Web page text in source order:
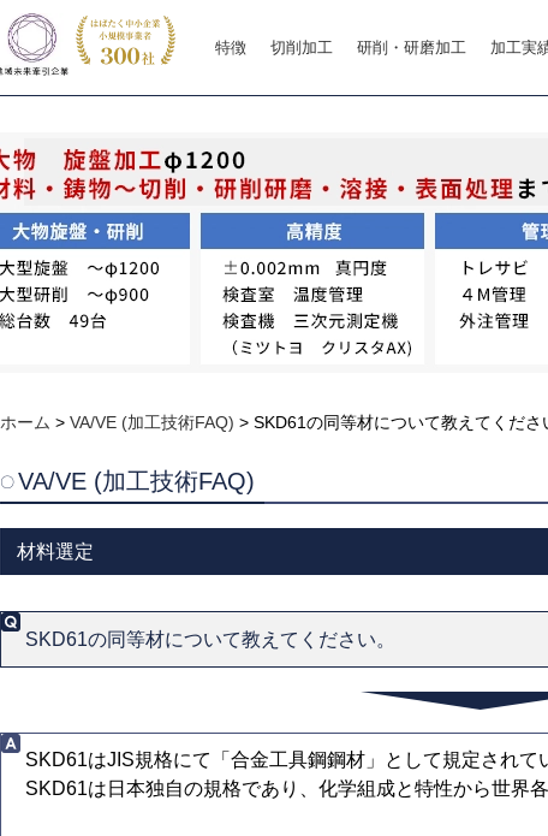
特徴 切削加工 研削・研磨加工 加工実
ホーム > VA/VE (加工技術FAQ) > SKD61の同等材について教えてくださ
VA/VE (加工技術FAQ)
材料選定
SKD61の同等材について教えてください。
SKD61はJIS規格にて「合金工具鋼鋼材」として規定されて
SKD61は日本独自の規格であり、化学組成と特性から世界